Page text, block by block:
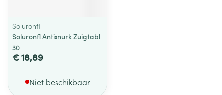
Soluronfl
Soluronfl Antisnurk Zuigtabl
30
€ 18,89
Niet beschikbaar